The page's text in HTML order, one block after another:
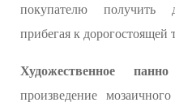
покупателю получить
прибегая к дорогостоящей
Художественное панно
произведение